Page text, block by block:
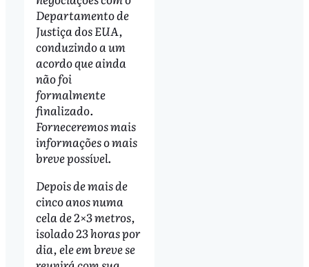
Departamento de
Justiça dos EUA,
conduzindo a um
acordo que ainda
não foi
formalmente
finalizado.
Forneceremos mais
informações o mais
breve possível.
Depois de mais de
cinco anos numa
cela de 2×3 metros,
isolado 23 horas por
dia, ele em breve se